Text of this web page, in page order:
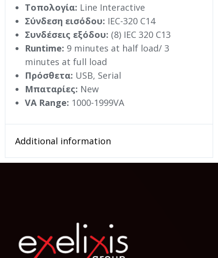
Τοπολογία: Line Interactive
Σύνδεση εισόδου: IEC-320 C14
Συνδέσεις εξόδου: (8) IEC 320 C13
Runtime: 9 minutes at half load/ 3
minutes at full load
Πρόσθετα: USB, Serial
Μπαταρίες: New
VA Range: 1000-1999VA
Additional information